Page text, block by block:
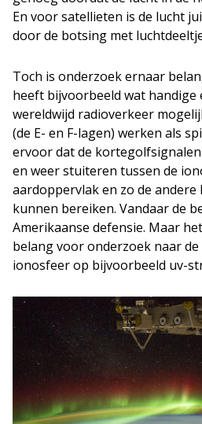
En voor satellieten is de lucht
door de botsing met
Toch is onderzoek ernaar
heeft bijvoorbeeld wat handige
wereldwijd radioverkeer
(de E- en F-lagen) werken als
ervoor dat de
en weer stuiteren tussen de
aardoppervlak en zo de andere
kunnen bereiken. Vandaar de
Amerikaanse defensie. Maar
belang voor onderzoek naar de
ionosfeer op bijvoorbeeld uv-